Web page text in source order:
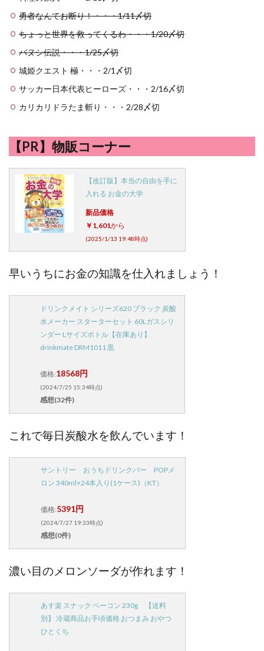
勇者なんてお断り！・・・1/11〆切
ちょっと世界を救ってくるわ・・・1/20〆切
バヌシ伝説・・・1/25〆切
城姫クエスト 極・・・2/1〆切
サッカー日本代表ヒーローズ・・・2/16〆切
カリカリドラたま斬り・・・2/28〆切
【PR】物販コーナー
【改訂版】本当の自由を手に
入れる お金の大学
新品価格
￥1,601から
(2025/1/13 19:48時点)
早いうちにお金の知識を仕入れましょう！
ドリンクメイト シリーズ620 ブラック 炭酸
水メーカー スターターセット 60Lガスシリ
ンダー Lサイズボトル【在庫あり】
drinkmate DRM1011 黒
価格:18568円
(2024/7/25 15:34時点)
感想(32件)
これで毎日炭酸水を飲んでいます！
サントリー おうちドリンクバー POPメ
ロン 340ml×24本入り(1ケース)（KT）
価格:5391円
(2024/7/27 19:33時点)
感想(0件)
濃い目のメロンソーダが作れます！
あす楽 スナック ベーコン 230g 【送料
別】 冷蔵商品お手頃価格 おつまみ おやつ
ひとくち